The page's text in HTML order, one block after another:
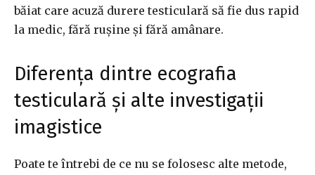
băiat care acuză durere testiculară să fie dus rapid
la medic, fără rușine și fără amânare.
Diferența dintre ecografia
testiculară și alte investigații
imagistice
Poate te întrebi de ce nu se folosesc alte metode,